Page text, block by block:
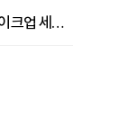
쏘내추럴, 휴가철 번짐 걱정 덜어줄 '메이크업 세팅 멀티 매직 실러' 제안